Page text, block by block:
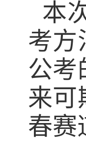
本
考方
公考
来可
春赛